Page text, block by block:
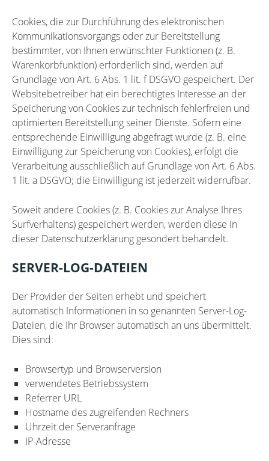
Cookies, die zur Durchführung des elektronischen
Kommunikationsvorgangs oder zur Bereitstellung
bestimmter, von Ihnen erwünschter Funktionen (z. B.
Warenkorbfunktion) erforderlich sind, werden auf
Grundlage von Art. 6 Abs. 1 lit. f DSGVO gespeichert. Der
Websitebetreiber hat ein berechtigtes Interesse an der
Speicherung von Cookies zur technisch fehlerfreien und
optimierten Bereitstellung seiner Dienste. Sofern eine
entsprechende Einwilligung abgefragt wurde (z. B. eine
Einwilligung zur Speicherung von Cookies), erfolgt die
Verarbeitung ausschließlich auf Grundlage von Art. 6 Abs.
1 lit. a DSGVO; die Einwilligung ist jederzeit widerrufbar.
Soweit andere Cookies (z. B. Cookies zur Analyse Ihres
Surfverhaltens) gespeichert werden, werden diese in
dieser Datenschutzerklärung gesondert behandelt.
SERVER-LOG-DATEIEN
Der Provider der Seiten erhebt und speichert
automatisch Informationen in so genannten Server-Log-
Dateien, die Ihr Browser automatisch an uns übermittelt.
Dies sind:
Browsertyp und Browserversion
verwendetes Betriebssystem
Referrer URL
Hostname des zugreifenden Rechners
Uhrzeit der Serveranfrage
IP-Adresse